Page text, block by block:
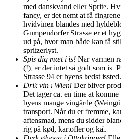
med danskvand eller Sprite.
fancy, er det nemt at få
hvidvinen blandes med
Gumpendorfer Strasse er et
ud på, hvor man både kan få
spritzerlyst.
Spis dig mæt i is! Når varmen
(!), er der intet så godt som is.
Strasse 94 er byens bedst issted.
Drik vin i Wien! Der bliver
Det tager ca. en time at
byens mange vingårde
transport. Når du er fremme,
aftensmad, mens du sidder
rig på kød, kartofler og kål.